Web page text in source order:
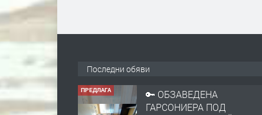
Последни обяви
ПРЕДЛАГА
🔑 ОБЗАВЕДЕНА
ГАРСОНИЕРА ПОД